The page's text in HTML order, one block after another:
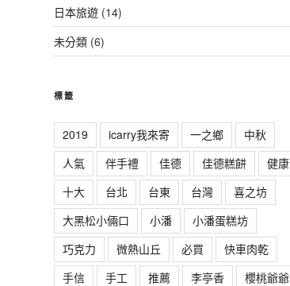
日本旅遊(14)
未分類(6)
標籤
2019 icarry我來寄 一之鄉
中秋
人氣
伴手禮 佳德 佳德糕餅
健康
十大
台北 台東 台灣
喜之坊
大黑松小倆口
小潘
小潘蛋糕坊
巧克力
微熱山丘 必買
快車肉乾
手信
手工 推薦 李亭香 櫻桃爺爺